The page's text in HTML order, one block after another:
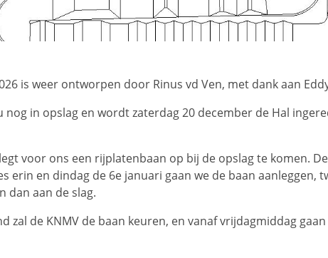
is weer ontworpen door Rinus vd Ven, met dank aan
nog in opslag en wordt zaterdag 20 december de Hal
voor ons een rijplatenbaan op bij de opslag te komen.
erin en dindag de 6e januari gaan we de baan aanleggen,
dan aan de slag.
zal de KNMV de baan keuren, en vanaf vrijdagmiddag